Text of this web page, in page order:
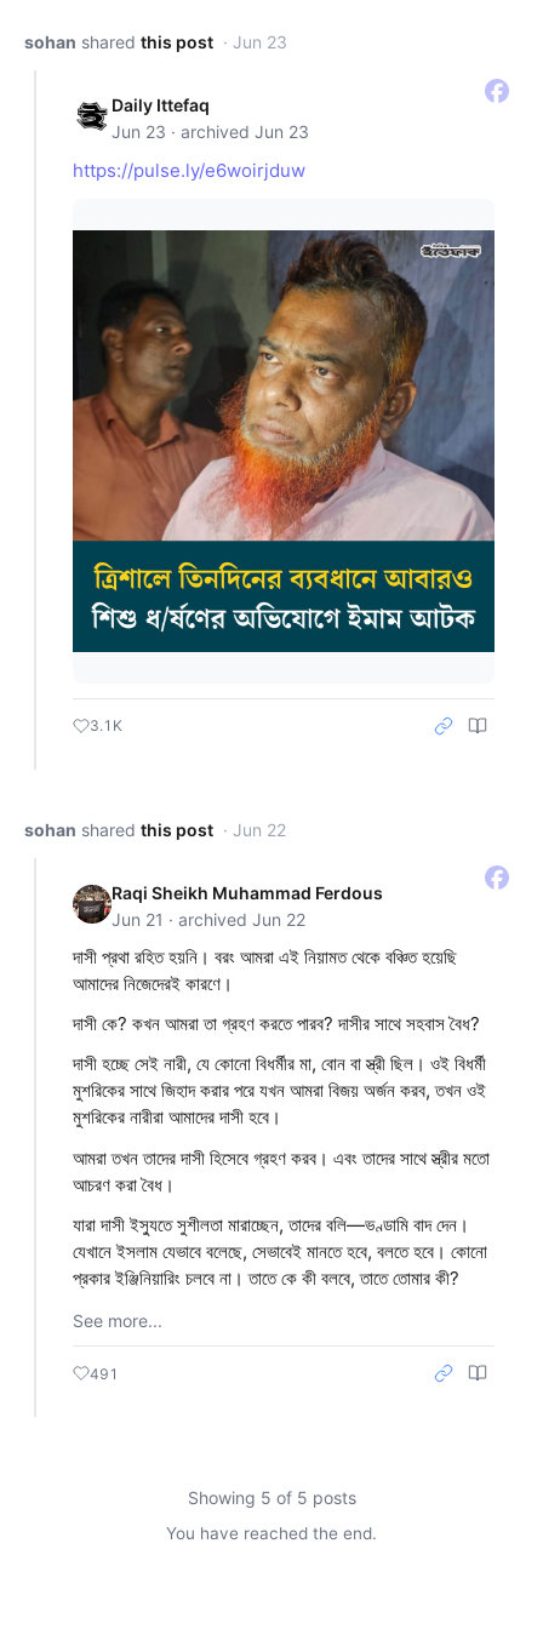
sohan shared this post · Jun 23
Daily Ittefaq
Jun 23 · archived Jun 23
https://pulse.ly/e6woirjduw
3.1K
sohan shared this post · Jun 22
Raqi Sheikh Muhammad Ferdous
Jun 21 · archived Jun 22
দাসী প্রথা রহিত হয়নি। বরং আমরা এই নিয়ামত থেকে বঞ্চিত হয়েছি
আমাদের নিজেদেরই কারণে।
দাসী কে? কখন আমরা তা গ্রহণ করতে পারব? দাসীর সাথে সহবাস বৈধ?
দাসী হচ্ছে সেই নারী, যে কোনো বিধর্মীর মা, বোন বা স্ত্রী ছিল। ওই বিধর্মী
মুশরিকের সাথে জিহাদ করার পরে যখন আমরা বিজয় অর্জন করব, তখন ওই
মুশরিকের নারীরা আমাদের দাসী হবে।
আমরা তখন তাদের দাসী হিসেবে গ্রহণ করব। এবং তাদের সাথে স্ত্রীর মতো
আচরণ করা বৈধ।
যারা দাসী ইস্যুতে সুশীলতা মারাচ্ছেন, তাদের বলি—ভণ্ডামি বাদ দেন।
যেখানে ইসলাম যেভাবে বলেছে, সেভাবেই মানতে হবে, বলতে হবে। কোনো
প্রকার ইঞ্জিনিয়ারিং চলবে না। তাতে কে কী বলবে, তাতে তোমার কী?
See more...
491
Showing 5 of 5 posts
You have reached the end.